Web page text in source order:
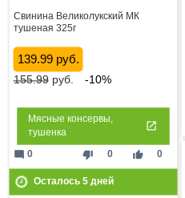
Свинина Великолукский МК
тушеная 325г
139.99 руб.
155.99руб. -10%
Мясные консервы,
тушенка
thumb_down 0 thumb_up 0
mode_comment 0
Осталось 5дней